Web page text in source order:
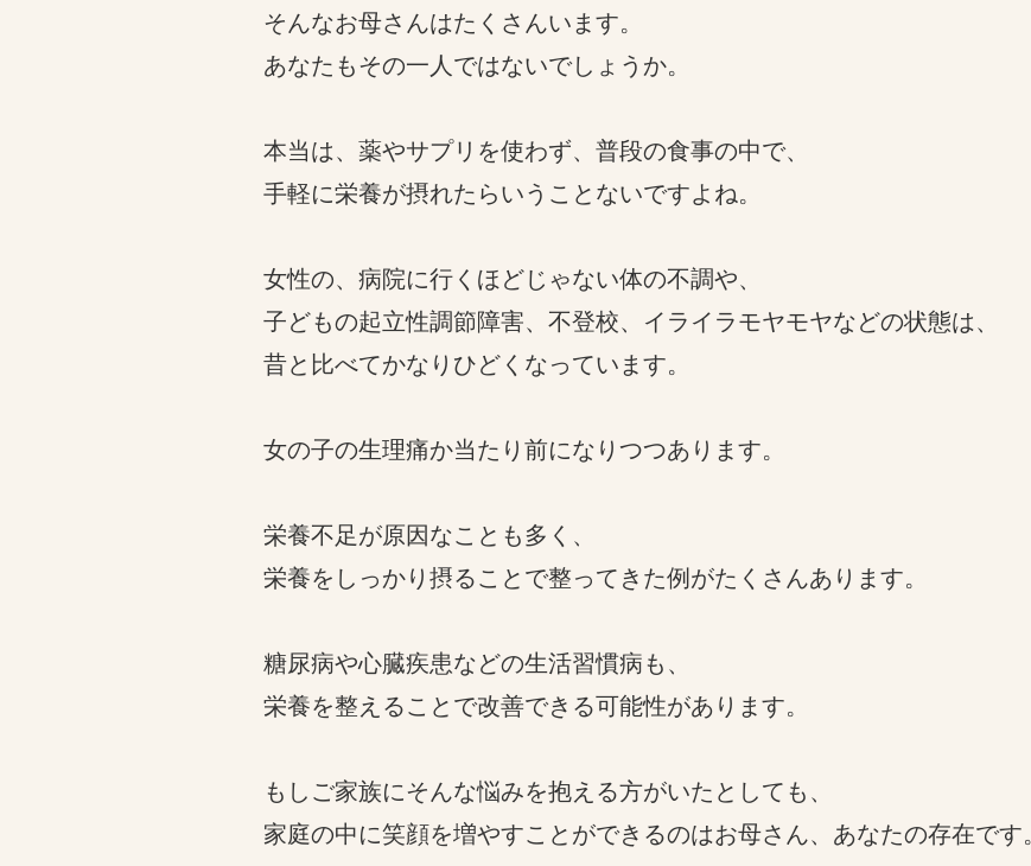
そんなお母さんはたくさんいます。
あなたもその一人ではないでしょうか。
本当は、薬やサプリを使わず、普段の食事の中で、
手軽に栄養が摂れたらいうことないですよね。
女性の、病院に行くほどじゃない体の不調や、
子どもの起立性調節障害、不登校、イライラモヤモヤなどの状態は、
昔と比べてかなりひどくなっています。
女の子の生理痛か当たり前になりつつあります。
栄養不足が原因なことも多く、
栄養をしっかり摂ることで整ってきた例がたくさんあります。
糖尿病や心臓疾患などの生活習慣病も、
栄養を整えることで改善できる可能性があります。
もしご家族にそんな悩みを抱える方がいたとしても、
家庭の中に笑顔を増やすことができるのはお母さん、あなたの存在です。